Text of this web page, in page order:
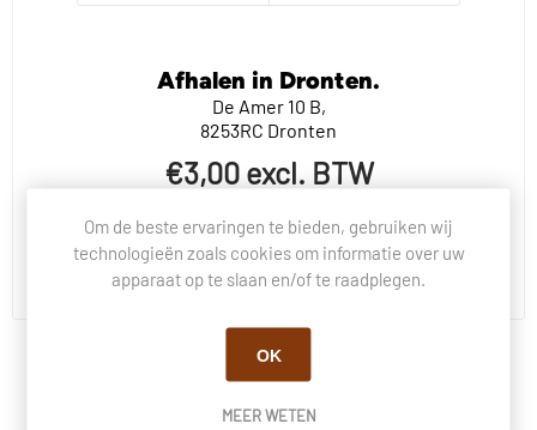
Afhalen in Dronten.
De Amer 10 B,
8253RC Dronten
€3,00 excl. BTW
Dit product heeft een minimale bestelhoeveelheid van 24
BESCHRIJVING
Om de beste ervaringen te bieden, gebruiken wij
technologieën zoals cookies om informatie over uw
apparaat op te slaan en/of te raadplegen.
OK
MEER WETEN